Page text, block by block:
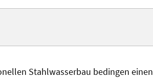
Stahlwasserbau bedingen einen